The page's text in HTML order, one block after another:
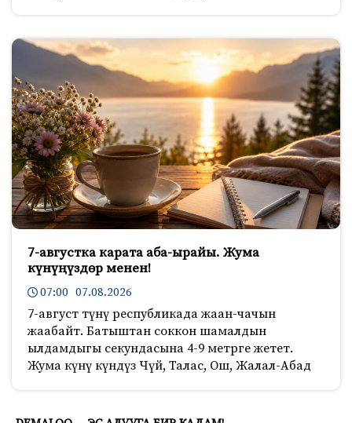
7-августка карата аба-ырайы. Жума
күнүңүздөр менен!
07:00 07.08.2026
7-август түнү республикада жаан-чачын
жаабайт. Батыштан соккон шамалдын
ылдамдыгы секундасына 4-9 метрге жетет.
Жума күнү күндүз Чүй, Талас, Ош, Жалал-Абад